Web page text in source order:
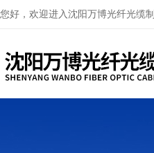
您好，欢迎进入沈阳万博光纤光缆